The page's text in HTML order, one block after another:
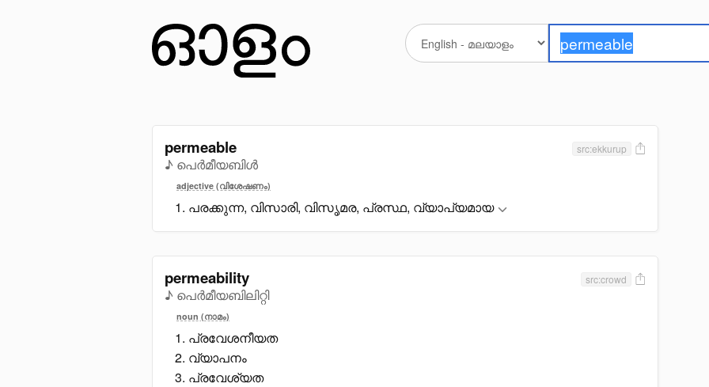
permeable
♪ പെർമീയബിൾ
src:ekkurup
adjective (വിശേഷണം)
പരക്കുന്ന, വിസാരി, വിസൃമര, പ്രസ്ഥ, വ്യാപ്യമായ
permeability
♪ പെർമീയബിലിറ്റി
src:crowd
noun (നാമം)
പ്രവേശനീയത
വ്യാപനം
പ്രവേശ്യത